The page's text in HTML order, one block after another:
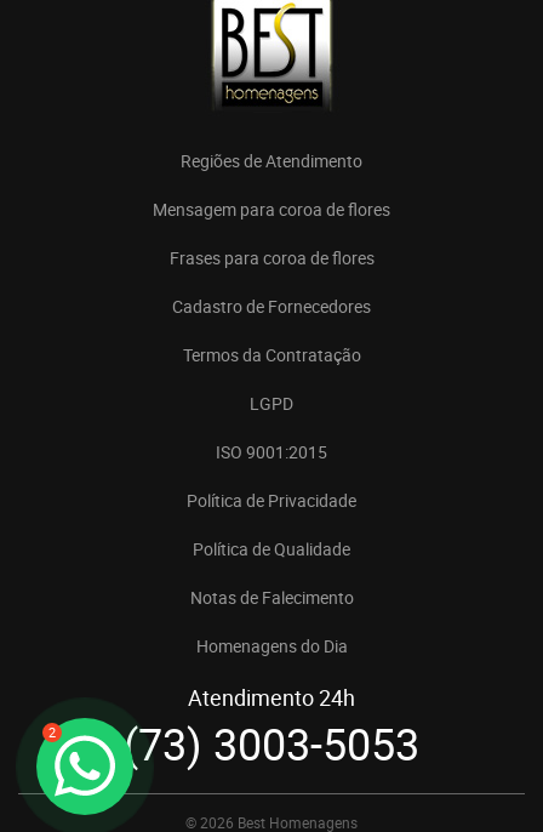
2
Regiões de Atendimento
Mensagem para coroa de flores
Frases para coroa de flores
Cadastro de Fornecedores
Termos da Contratação
LGPD
ISO 9001:2015
Política de Privacidade
Política de Qualidade
Notas de Falecimento
Homenagens do Dia
Atendimento 24h
(73) 3003-5053
© 2026 Best Homenagens